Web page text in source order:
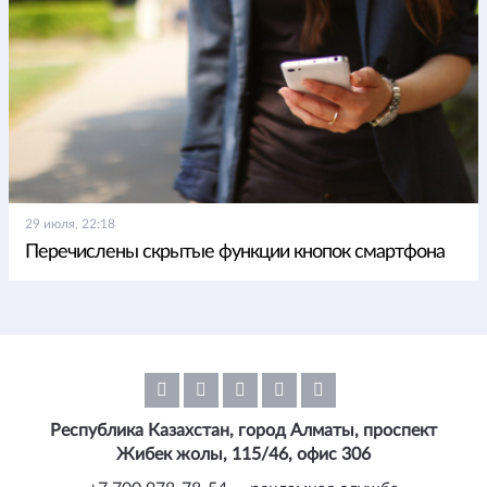
29 июля, 22:18
Перечислены скрытые функции кнопок смартфона
Республика Казахстан, город Алматы, проспект
Жибек жолы, 115/46, офис 306